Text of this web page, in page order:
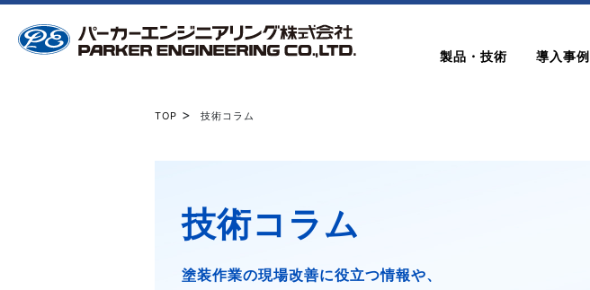
製品・技術 導入事例
TOP > 技術コラム
技術コラム
塗装作業の現場改善に役立つ情報や、